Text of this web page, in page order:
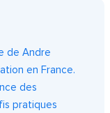
de Andre
en France.
des
pratiques